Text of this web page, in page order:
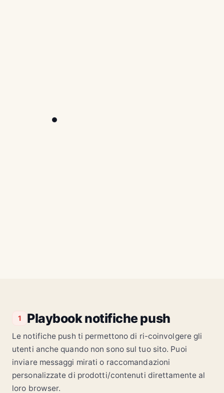
1 Playbook notifiche push
Le notifiche push ti permettono di ri-coinvolgere gli
utenti anche quando non sono sul tuo sito. Puoi
inviare messaggi mirati o raccomandazioni
personalizzate di prodotti/contenuti direttamente al
loro browser.